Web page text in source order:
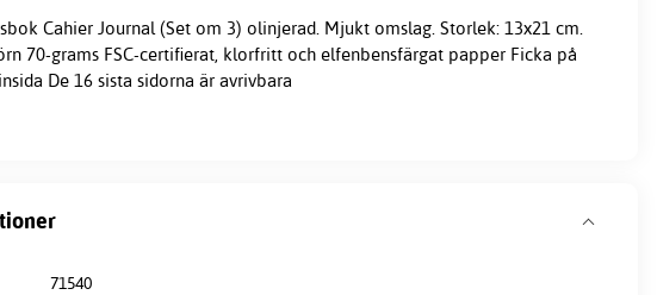
Cahier Journal (Set om 3) olinjerad. Mjukt omslag. Storlek: 13x21 cm.
70-grams FSC-certifierat, klorfritt och elfenbensfärgat papper Ficka på
De 16 sista sidorna är avrivbara
71540